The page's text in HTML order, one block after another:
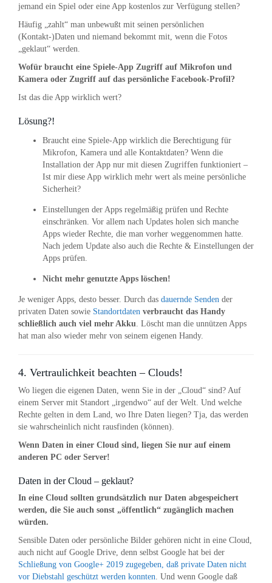
jemand ein Spiel oder eine App kostenlos zur Verfügung stellen?
Häufig „zahlt“ man unbewußt mit seinen persönlichen
(Kontakt-)Daten und niemand bekommt mit, wenn die Fotos
„geklaut“ werden.
Wofür braucht eine Spiele-App Zugriff auf Mikrofon und
Kamera oder Zugriff auf das persönliche Facebook-Profil?
Ist das die App wirklich wert?
Lösung?!
Braucht eine Spiele-App wirklich die Berechtigung für
Mikrofon, Kamera und alle Kontaktdaten? Wenn die
Installation der App nur mit diesen Zugriffen funktioniert –
Ist mir diese App wirklich mehr wert als meine persönliche
Sicherheit?
Einstellungen der Apps regelmäßig prüfen und Rechte
einschränken. Vor allem nach Updates holen sich manche
Apps wieder Rechte, die man vorher weggenommen hatte.
Nach jedem Update also auch die Rechte & Einstellungen der
Apps prüfen.
Nicht mehr genutzte Apps löschen!
Je weniger Apps, desto besser. Durch das dauernde Senden der
privaten Daten sowie Standortdaten verbraucht das Handy
schließlich auch viel mehr Akku . Löscht man die unnützen Apps
hat man also wieder mehr von seinem eigenen Handy.
4. Vertraulichkeit beachten – Clouds!
Wo liegen die eigenen Daten, wenn Sie in der „Cloud“ sind? Auf
einem Server mit Standort „irgendwo“ auf der Welt. Und welche
Rechte gelten in dem Land, wo Ihre Daten liegen? Tja, das werden
sie wahrscheinlich nicht rausfinden (können).
Wenn Daten in einer Cloud sind, liegen Sie nur auf einem
anderen PC oder Server!
Daten in der Cloud – geklaut?
In eine Cloud sollten grundsätzlich nur Daten abgespeichert
werden, die Sie auch sonst „öffentlich“ zugänglich machen
würden.
Sensible Daten oder persönliche Bilder gehören nicht in eine Cloud,
auch nicht auf Google Drive, denn selbst Google hat bei der
Schließung von Google+ 2019 zugegeben, daß private Daten nicht
vor Diebstahl geschützt werden konnten . Und wenn Google daß